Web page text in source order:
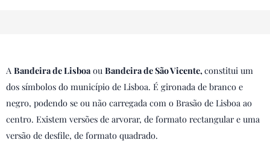
A Bandeira de Lisboa ou Bandeira de São Vicente, constitui um
dos símbolos do município de Lisboa. É gironada de branco e
negro, podendo se ou não carregada com o Brasão de Lisboa ao
centro. Existem versões de arvorar, de formato rectangular e uma
versão de desfile, de formato quadrado.